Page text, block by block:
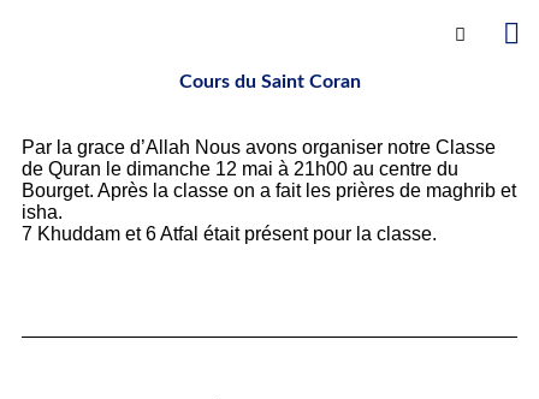
Cours du Saint Coran
Par la grace d’Allah Nous avons organiser notre Classe
de Quran le dimanche 12 mai à 21h00 au centre du
Bourget. Après la classe on a fait les prières de maghrib et
isha.
7 Khuddam et 6 Atfal était présent pour la classe.